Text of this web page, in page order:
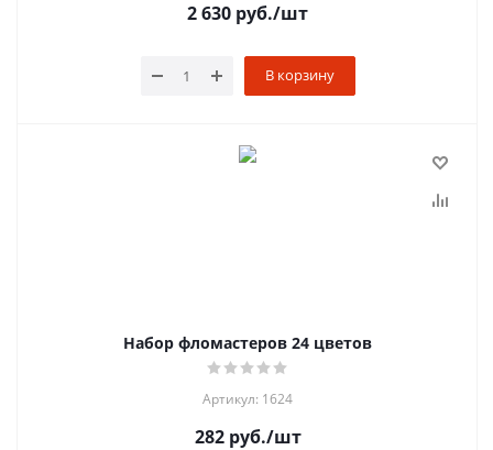
2 630 руб./шт
В корзину
Набор фломастеров 24 цветов
Артикул: 1624
282руб./шт